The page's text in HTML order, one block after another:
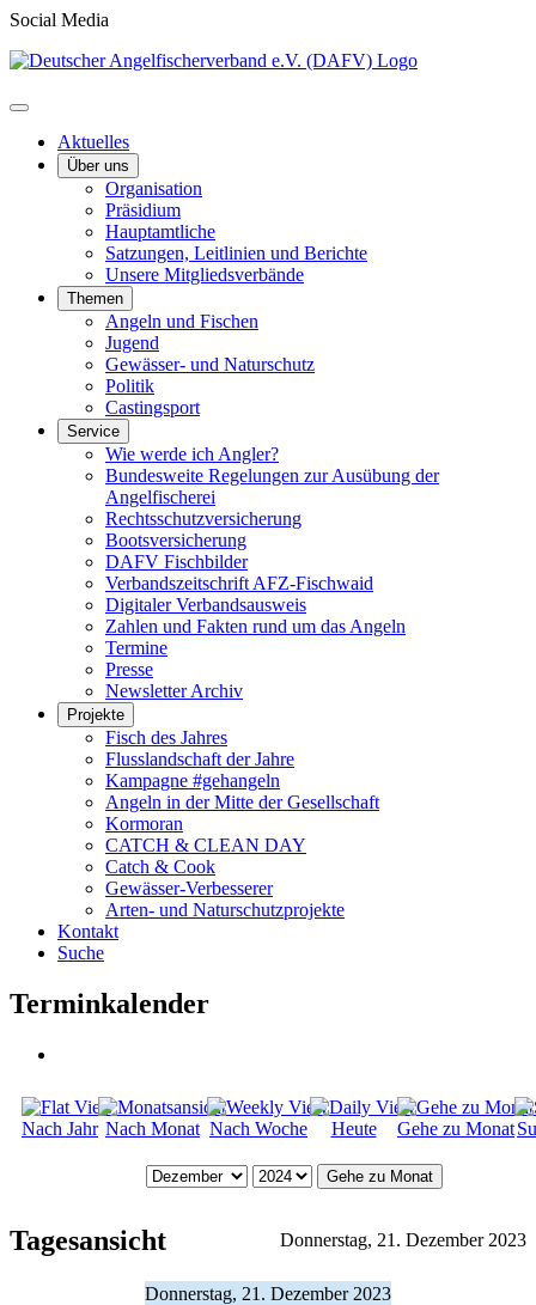
Social Media
Aktuelles
Über uns
Organisation
Präsidium
Hauptamtliche
Satzungen, Leitlinien und Berichte
Unsere Mitgliedsverbände
Themen
Angeln und Fischen
Jugend
Gewässer- und Naturschutz
Politik
Castingsport
Service
Wie werde ich Angler?
Bundesweite Regelungen zur Ausübung der
Angelfischerei
Rechtsschutzversicherung
Bootsversicherung
DAFV Fischbilder
Verbandszeitschrift AFZ-Fischwaid
Digitaler Verbandsausweis
Zahlen und Fakten rund um das Angeln
Termine
Presse
Newsletter Archiv
Projekte
Fisch des Jahres
Flusslandschaft der Jahre
Kampagne #gehangeln
Angeln in der Mitte der Gesellschaft
Kormoran
CATCH & CLEAN DAY
Catch & Cook
Gewässer-Verbesserer
Arten- und Naturschutzprojekte
Kontakt
Suche
Terminkalender
Nach Jahr Nach Monat Nach Woche Heute Gehe zu Monat
Gehe zu Monat
Tagesansicht Donnerstag, 21. Dezember 2023
Donnerstag, 21. Dezember 2023